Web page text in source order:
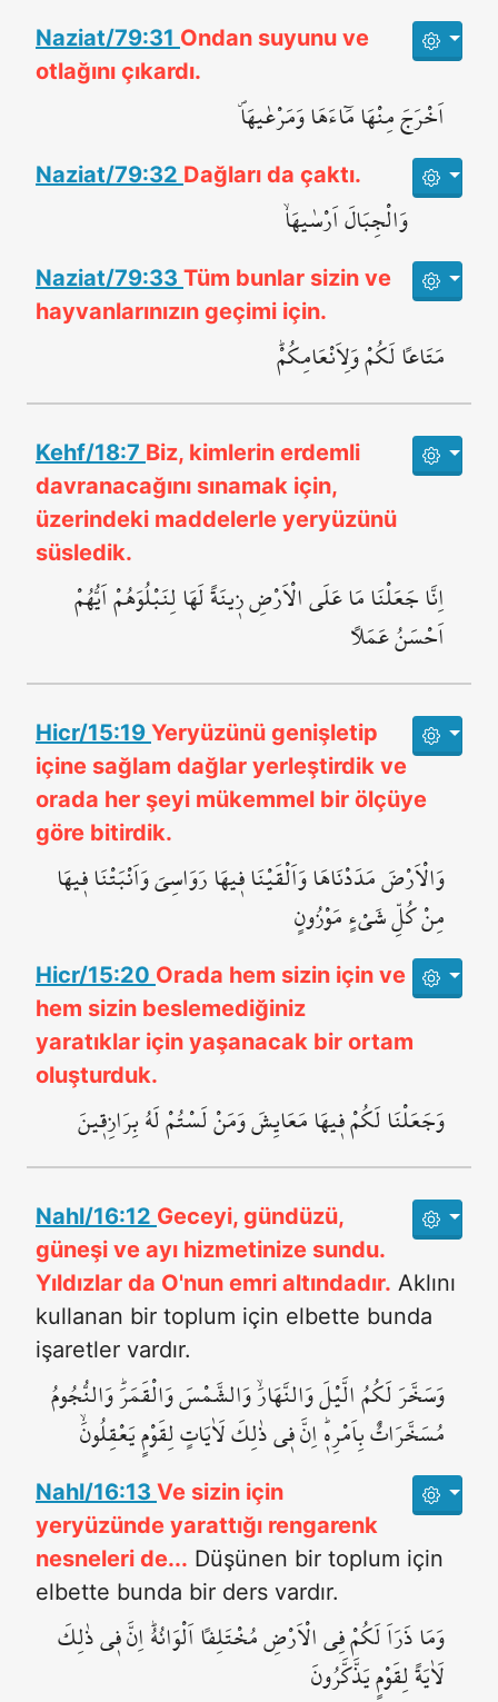
Naziat/79:31 Ondan suyunu ve
otlağını çıkardı.
اَخْرَجَ مِنْهَا مَٓاءَهَا وَمَرْعٰيهَاۖ
Naziat/79:32 Dağları da çaktı.
وَالْجِبَالَ اَرْسٰيهَاۙ
Naziat/79:33 Tüm bunlar sizin ve
hayvanlarınızın geçimi için.
مَتَاعاً لَكُمْ وَلِاَنْعَامِكُمْۜ
Kehf/18:7 Biz, kimlerin erdemli
davranacağını sınamak için,
üzerindeki maddelerle yeryüzünü
süsledik.
اِنَّا جَعَلْنَا مَا عَلَى الْاَرْضِ ز۪ينَةً لَهَا لِنَبْلُوَهُمْ اَيُّهُمْ
اَحْسَنُ عَمَلاً
Hicr/15:19 Yeryüzünü genişletip
içine sağlam dağlar yerleştirdik ve
orada her şeyi mükemmel bir ölçüye
göre bitirdik.
وَالْاَرْضَ مَدَدْنَاهَا وَاَلْقَيْنَا ف۪يهَا رَوَاسِيَ وَاَنْبَتْنَا ف۪يهَا
مِنْ كُلِّ شَيْءٍ مَوْزُونٍ
Hicr/15:20 Orada hem sizin için ve
hem sizin beslemediğiniz
yaratıklar için yaşanacak bir ortam
oluşturduk.
وَجَعَلْنَا لَكُمْ ف۪يهَا مَعَايِشَ وَمَنْ لَسْتُمْ لَهُ بِرَازِق۪ينَ
Nahl/16:12 Geceyi, gündüzü,
güneşi ve ayı hizmetinize sundu.
Yıldızlar da O'nun emri altındadır. Aklını
kullanan bir toplum için elbette bunda
işaretler vardır.
وَسَخَّرَ لَكُمُ الَّيْلَ وَالنَّهَارَۙ وَالشَّمْسَ وَالْقَمَرَۜ وَالنُّجُومُ
مُسَخَّرَاتٌ بِاَمْرِه۪ۜ اِنَّ ف۪ي ذٰلِكَ لَاٰيَاتٍ لِقَوْمٍ يَعْقِلُونَۙ
Nahl/16:13 Ve sizin için
yeryüzünde yarattığı rengarenk
nesneleri de... Düşünen bir toplum için
elbette bunda bir ders vardır.
وَمَا ذَرَاَ لَكُمْ فِي الْاَرْضِ مُخْتَلِفاً اَلْوَانُهُۜ اِنَّ ف۪ي ذٰلِكَ
لَاٰيَةً لِقَوْمٍ يَذَّكَّرُونَ